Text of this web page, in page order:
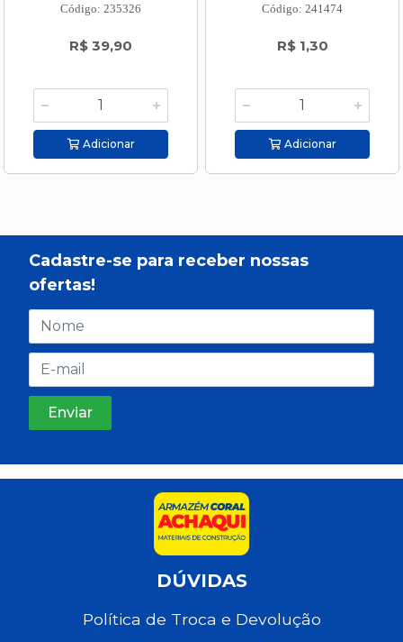
Código: 235326
R$ 39,90
Adicionar
Código: 241474
R$ 1,30
Adicionar
Cadastre-se para receber nossas
ofertas!
DÚVIDAS
Política de Troca e Devolução